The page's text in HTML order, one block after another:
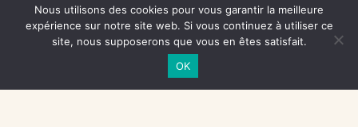
NOS SOUTIENS
Nous utilisons des cookies pour vous garantir la meilleure
expérience sur notre site web. Si vous continuez à utiliser ce
site, nous supposerons que vous en êtes satisfait.
OK